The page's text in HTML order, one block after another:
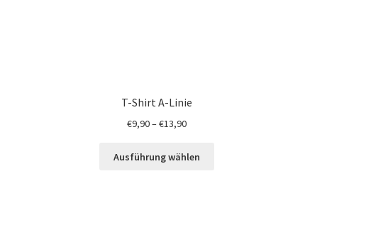
T-Shirt A-Linie
€9,90–€13,90
Ausführung wählen